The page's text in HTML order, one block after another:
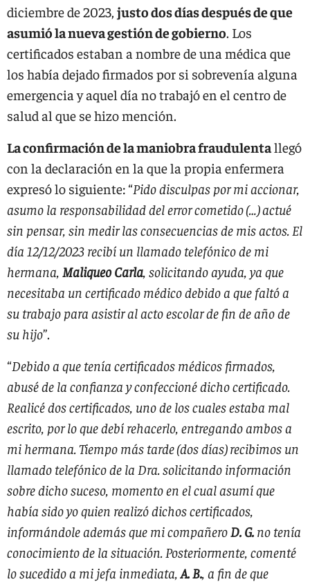
diciembre de 2023, justo dos días después de que
asumió la nueva gestión de gobierno. Los
certificados estaban a nombre de una médica que
los había dejado firmados por si sobrevenía alguna
emergencia y aquel día no trabajó en el centro de
salud al que se hizo mención.
La confirmación de la maniobra fraudulentallegó
con la declaración en la que la propia enfermera
expresó lo siguiente: “Pido disculpas por mi accionar,
asumo la responsabilidad del error cometido (…) actué
sin pensar, sin medir las consecuencias de mis actos. El
día 12/12/2023 recibí un llamado telefónico de mi
hermana, Maliqueo Carla, solicitando ayuda, ya que
necesitaba un certificado médico debido a que faltó a
su trabajo para asistir al acto escolar de fin de año de
su hijo”.
“Debido a que tenía certificados médicos firmados,
abusé de la confianza y confeccioné dicho certificado.
Realicé dos certificados, uno de los cuales estaba mal
escrito, por lo que debí rehacerlo, entregando ambos a
mi hermana. Tiempo más tarde (dos días) recibimos un
llamado telefónico de la Dra. solicitando información
sobre dicho suceso, momento en el cual asumí que
había sido yo quien realizó dichos certificados,
informándole además que mi compañeroD. G. no tenía
conocimiento de la situación. Posteriormente, comenté
lo sucedido a mi jefa inmediata,A. B., a fin de que